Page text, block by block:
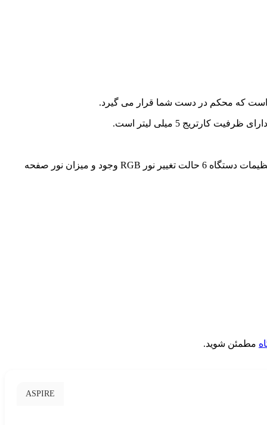
است که محکم در دست شما قرار می گیرد.
زیبا دارای صفحه نمایش زیبا به همراه نور RGB زیباست که با هر پاف نور RGB اطراف صفحه نمایش و دکمه فایر می چرخد.در تنظیمات دستگاه 6 حالت تغییر نور RGB وجود و میزان نور صفحه
مطمئن شوید.
ASPIRE